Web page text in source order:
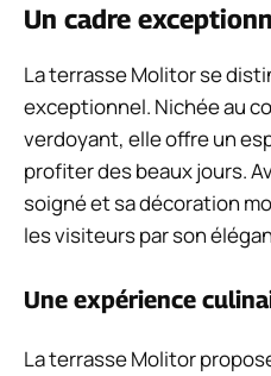
Un cadre
La terrasse Molitor se
exceptionnel. Nichée au
verdoyant, elle offre un
profiter des beaux jours.
soigné et sa décoration
les visiteurs par son
Une expérience
La terrasse Molitor